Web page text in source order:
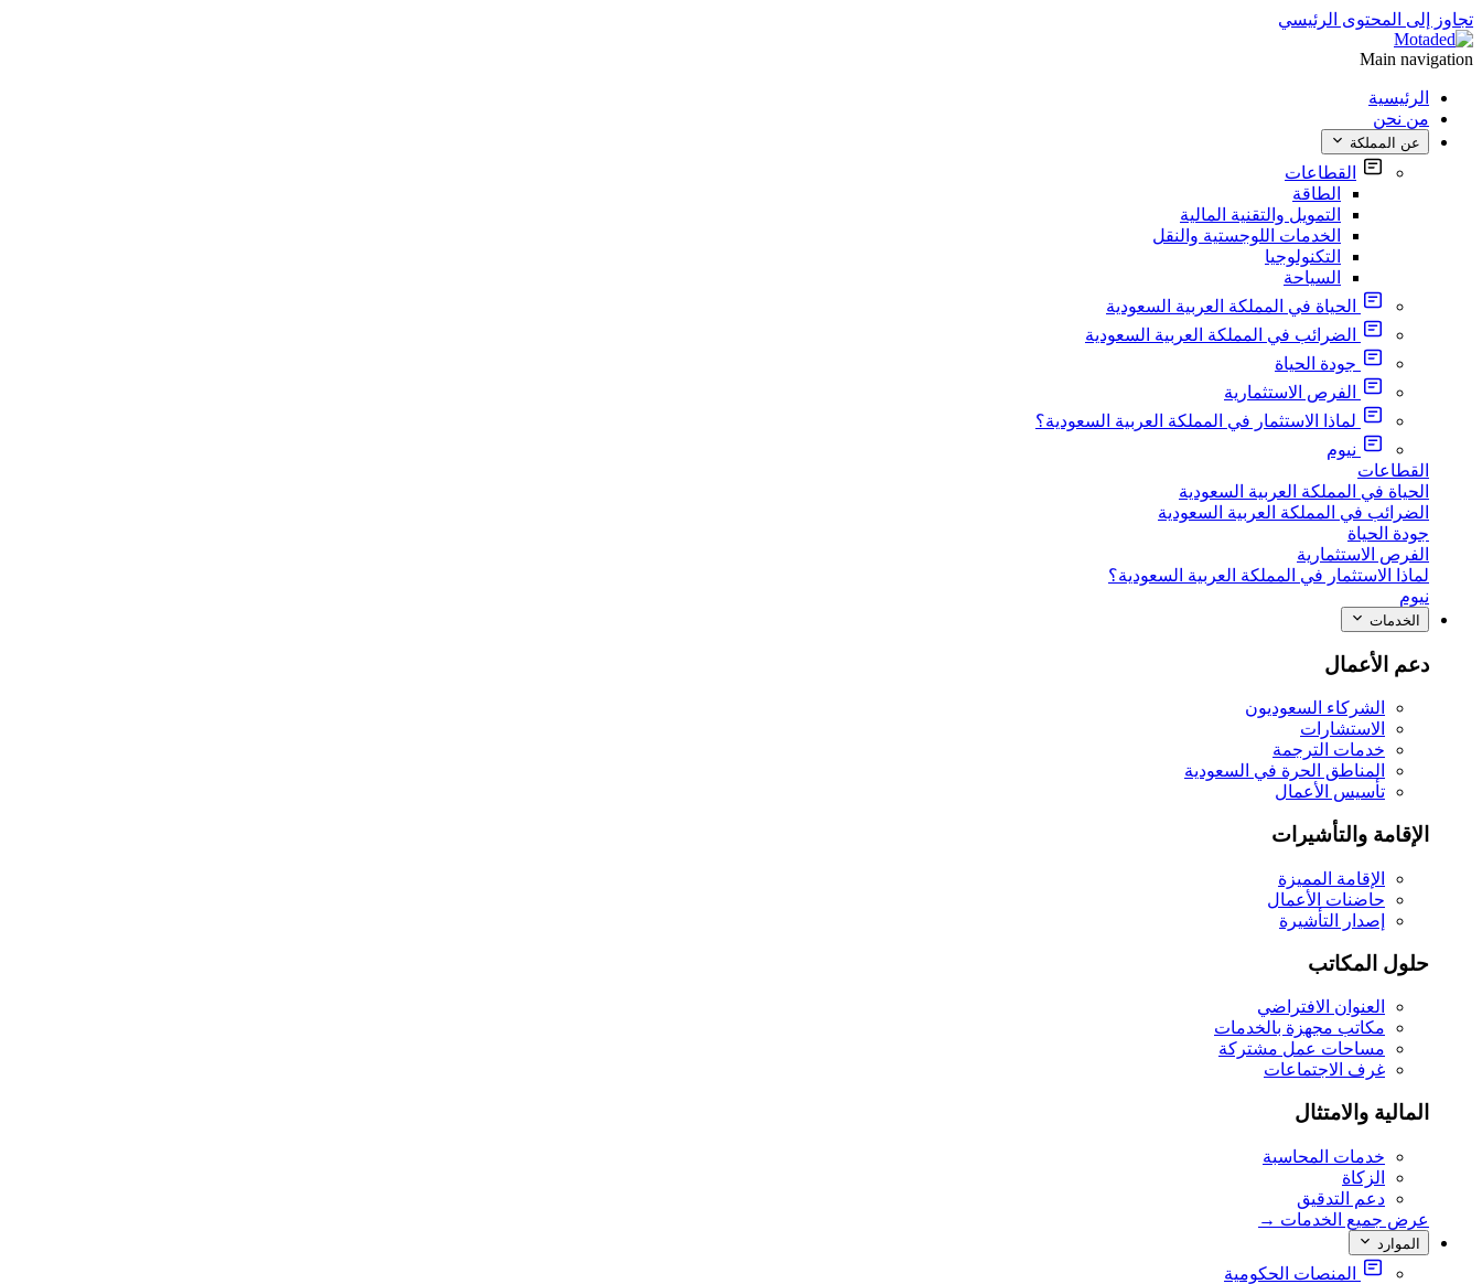
تجاوز إلى المحتوى الرئيسي
Main navigation
الرئيسية
من نحن
عن المملكة
القطاعات
الطاقة
التمويل والتقنية المالية
الخدمات اللوجستية والنقل
التكنولوجيا
السياحة
الحياة في المملكة العربية السعودية
الضرائب في المملكة العربية السعودية
جودة الحياة
الفرص الاستثمارية
لماذا الاستثمار في المملكة العربية السعودية؟
نيوم
القطاعات
الحياة في المملكة العربية السعودية
الضرائب في المملكة العربية السعودية
جودة الحياة
الفرص الاستثمارية
لماذا الاستثمار في المملكة العربية السعودية؟
نيوم
الخدمات
دعم الأعمال
الشركاء السعوديون
الاستشارات
خدمات الترجمة
المناطق الحرة في السعودية
تأسيس الأعمال
الإقامة والتأشيرات
الإقامة المميزة
حاضنات الأعمال
إصدار التأشيرة
حلول المكاتب
العنوان الافتراضي
مكاتب مجهزة بالخدمات
مساحات عمل مشتركة
غرف الاجتماعات
المالية والامتثال
خدمات المحاسبة
الزكاة
دعم التدقيق
عرض جميع الخدمات →
الموارد
المنصات الحكومية